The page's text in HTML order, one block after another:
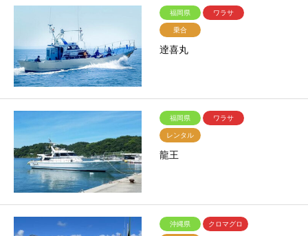
福岡県 ワラサ
乗合
逹喜丸
福岡県 ワラサ
レンタル
龍王
沖縄県 クロマグロ